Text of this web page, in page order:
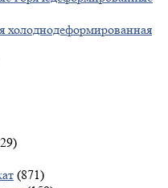
холоднодеформированная
(871)